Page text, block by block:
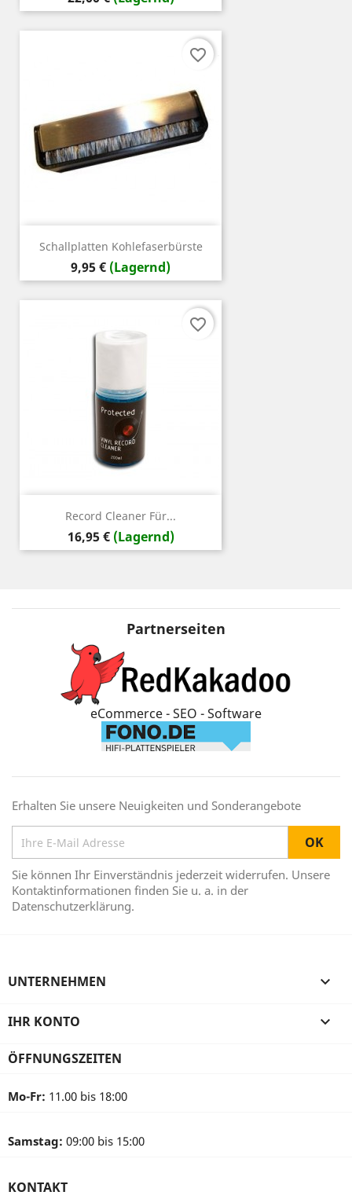
Schallplatten Kohlefaserbürste
Preis
9,95 € (Lagernd)
favorite_border
Record Cleaner Für...
Preis
16,95 € (Lagernd)
favorite_border
Partnerseiten
eCommerce - SEO - Software
Erhalten Sie unsere Neuigkeiten und Sonderangebote
Sie können Ihr Einverständnis jederzeit widerrufen. Unsere
Kontaktinformationen finden Sie u. a. in der
Datenschutzerklärung.
UNTERNEHMEN 
IHR KONTO 
ÖFFNUNGSZEITEN
Mo-Fr: 11.00 bis 18:00
Samstag: 09:00 bis 15:00
KONTAKT